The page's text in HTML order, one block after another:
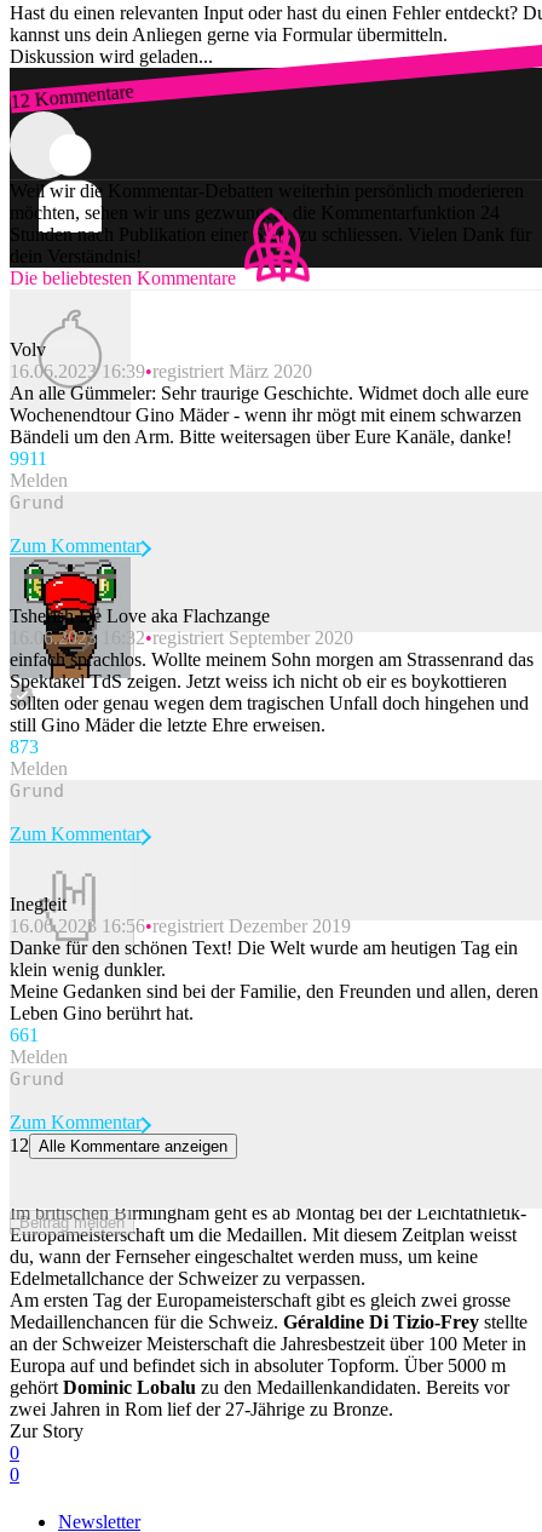
Hast du einen relevanten Input oder hast du einen Fehler entdeckt?
kannst uns dein Anliegen gerne via Formular übermitteln.
Diskussion wird geladen...
12 Kommentare
Zum Login
Weil wir die Kommentar-Debatten weiterhin persönlich moderieren
möchten, sehen wir uns gezwungen, die Kommentarfunktion 24
Stunden nach Publikation einer Story zu schliessen. Vielen Dank für
dein Verständnis!
Die beliebtesten Kommentare
Volv
16.06.2023 16:39 registriert März 2020
An alle Gümmeler: Sehr traurige Geschichte. Widmet doch alle eure
Wochenendtour Gino Mäder - wenn ihr mögt mit einem schwarzen
Bändeli um den Arm. Bitte weitersagen über Eure Kanäle, danke!
9911
Melden
Beitrag melden
Zum Kommentar
Tsherish De Love aka Flachzange
16.06.2023 16:32 registriert September 2020
einfach sprachlos. Wollte meinem Sohn morgen am Strassenrand das
Spektakel TdS zeigen. Jetzt weiss ich nicht ob eir es boykottieren
sollten oder genau wegen dem tragischen Unfall doch hingehen und
still Gino Mäder die letzte Ehre erweisen.
873
Melden
Beitrag melden
Zum Kommentar
Inegleit
16.06.2023 16:56 registriert Dezember 2019
Danke für den schönen Text! Die Welt wurde am heutigen Tag ein
klein wenig dunkler.
Meine Gedanken sind bei der Familie, den Freunden und allen, deren
Leben Gino berührt hat.
661
Melden
Beitrag melden
Zum Kommentar
12 Alle Kommentare anzeigen
Im britischen Birmingham geht es ab Montag bei der Leichtathletik-
Europameisterschaft um die Medaillen. Mit diesem Zeitplan weisst
du, wann der Fernseher eingeschaltet werden muss, um keine
Edelmetallchance der Schweizer zu verpassen.
Am ersten Tag der Europameisterschaft gibt es gleich zwei grosse
Medaillenchancen für die Schweiz. Géraldine Di Tizio-Frey stellte
an der Schweizer Meisterschaft die Jahresbestzeit über 100 Meter in
Europa auf und befindet sich in absoluter Topform. Über 5000 m
gehört Dominic Lobalu zu den Medaillenkandidaten. Bereits vor
zwei Jahren in Rom lief der 27-Jährige zu Bronze.
Zur Story
0
0
Newsletter